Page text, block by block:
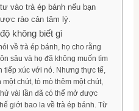
vào trà ép bánh nếu bạn
rào cản tâm lý.
không biết gì
về trà ép bánh, họ cho rằng
sâu và họ đã không muốn tìm
tiếp xúc với nó. Nhưng thực tế,
chút, tò mò thêm một chút,
vài lần đã có thể mở được
giới bao la về trà ép bánh. Từ